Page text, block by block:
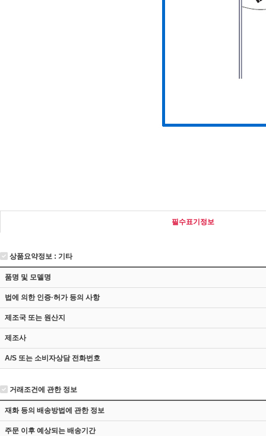
필수표기정보
상품요약정보 : 기타
품명 및 모델명
법에 의한 인증·허가 등의 사항
제조국 또는 원산지
제조사
A/S 또는 소비자상담 전화번호
거래조건에 관한 정보
재화 등의 배송방법에 관한 정보
주문 이후 예상되는 배송기간